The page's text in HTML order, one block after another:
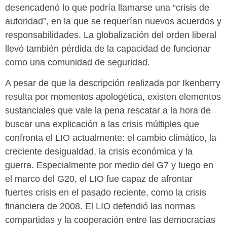
desencadenó lo que podría llamarse una “crisis de
autoridad”, en la que se requerían nuevos acuerdos y
responsabilidades. La globalización del orden liberal
llevó también pérdida de la capacidad de funcionar
como una comunidad de seguridad.
A pesar de que la descripción realizada por Ikenberry
resulta por momentos apologética, existen elementos
sustanciales que vale la pena rescatar a la hora de
buscar una explicación a las crisis múltiples que
confronta el LIO actualmente: el cambio climático, la
creciente desigualdad, la crisis económica y la
guerra. Especialmente por medio del G7 y luego en
el marco del G20, el LIO fue capaz de afrontar
fuertes crisis en el pasado reciente, como la crisis
financiera de 2008. El LIO defendió las normas
compartidas y la cooperación entre las democracias